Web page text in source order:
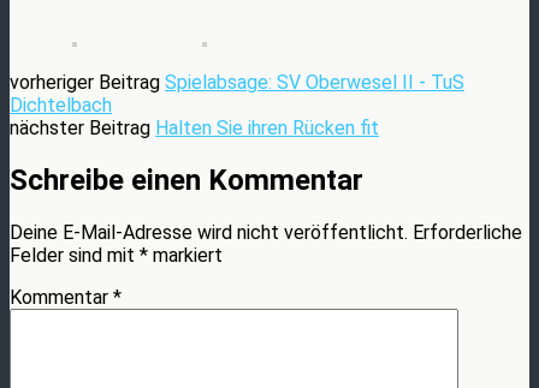
vorheriger Beitrag Spielabsage: SV Oberwesel II - TuS
Dichtelbach
nächster Beitrag Halten Sie ihren Rücken fit
Schreibe einen Kommentar
Deine E-Mail-Adresse wird nicht veröffentlicht. Erforderliche
Felder sind mit * markiert
Kommentar *